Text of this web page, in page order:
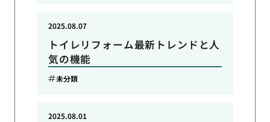
トイレリフォーム最新トレンドと人
気の機能
2025.08.07
未分類
2025.08.01